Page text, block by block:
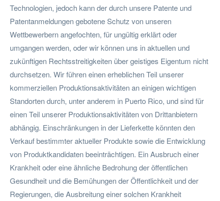
Technologien, jedoch kann der durch unsere Patente und
Patentanmeldungen gebotene Schutz von unseren
Wettbewerbern angefochten, für ungültig erklärt oder
umgangen werden, oder wir können uns in aktuellen und
zukünftigen Rechtsstreitigkeiten über geistiges Eigentum nicht
durchsetzen. Wir führen einen erheblichen Teil unserer
kommerziellen Produktionsaktivitäten an einigen wichtigen
Standorten durch, unter anderem in Puerto Rico, und sind für
einen Teil unserer Produktionsaktivitäten von Drittanbietern
abhängig. Einschränkungen in der Lieferkette könnten den
Verkauf bestimmter aktueller Produkte sowie die Entwicklung
von Produktkandidaten beeinträchtigen. Ein Ausbruch einer
Krankheit oder eine ähnliche Bedrohung der öffentlichen
Gesundheit und die Bemühungen der Öffentlichkeit und der
Regierungen, die Ausbreitung einer solchen Krankheit